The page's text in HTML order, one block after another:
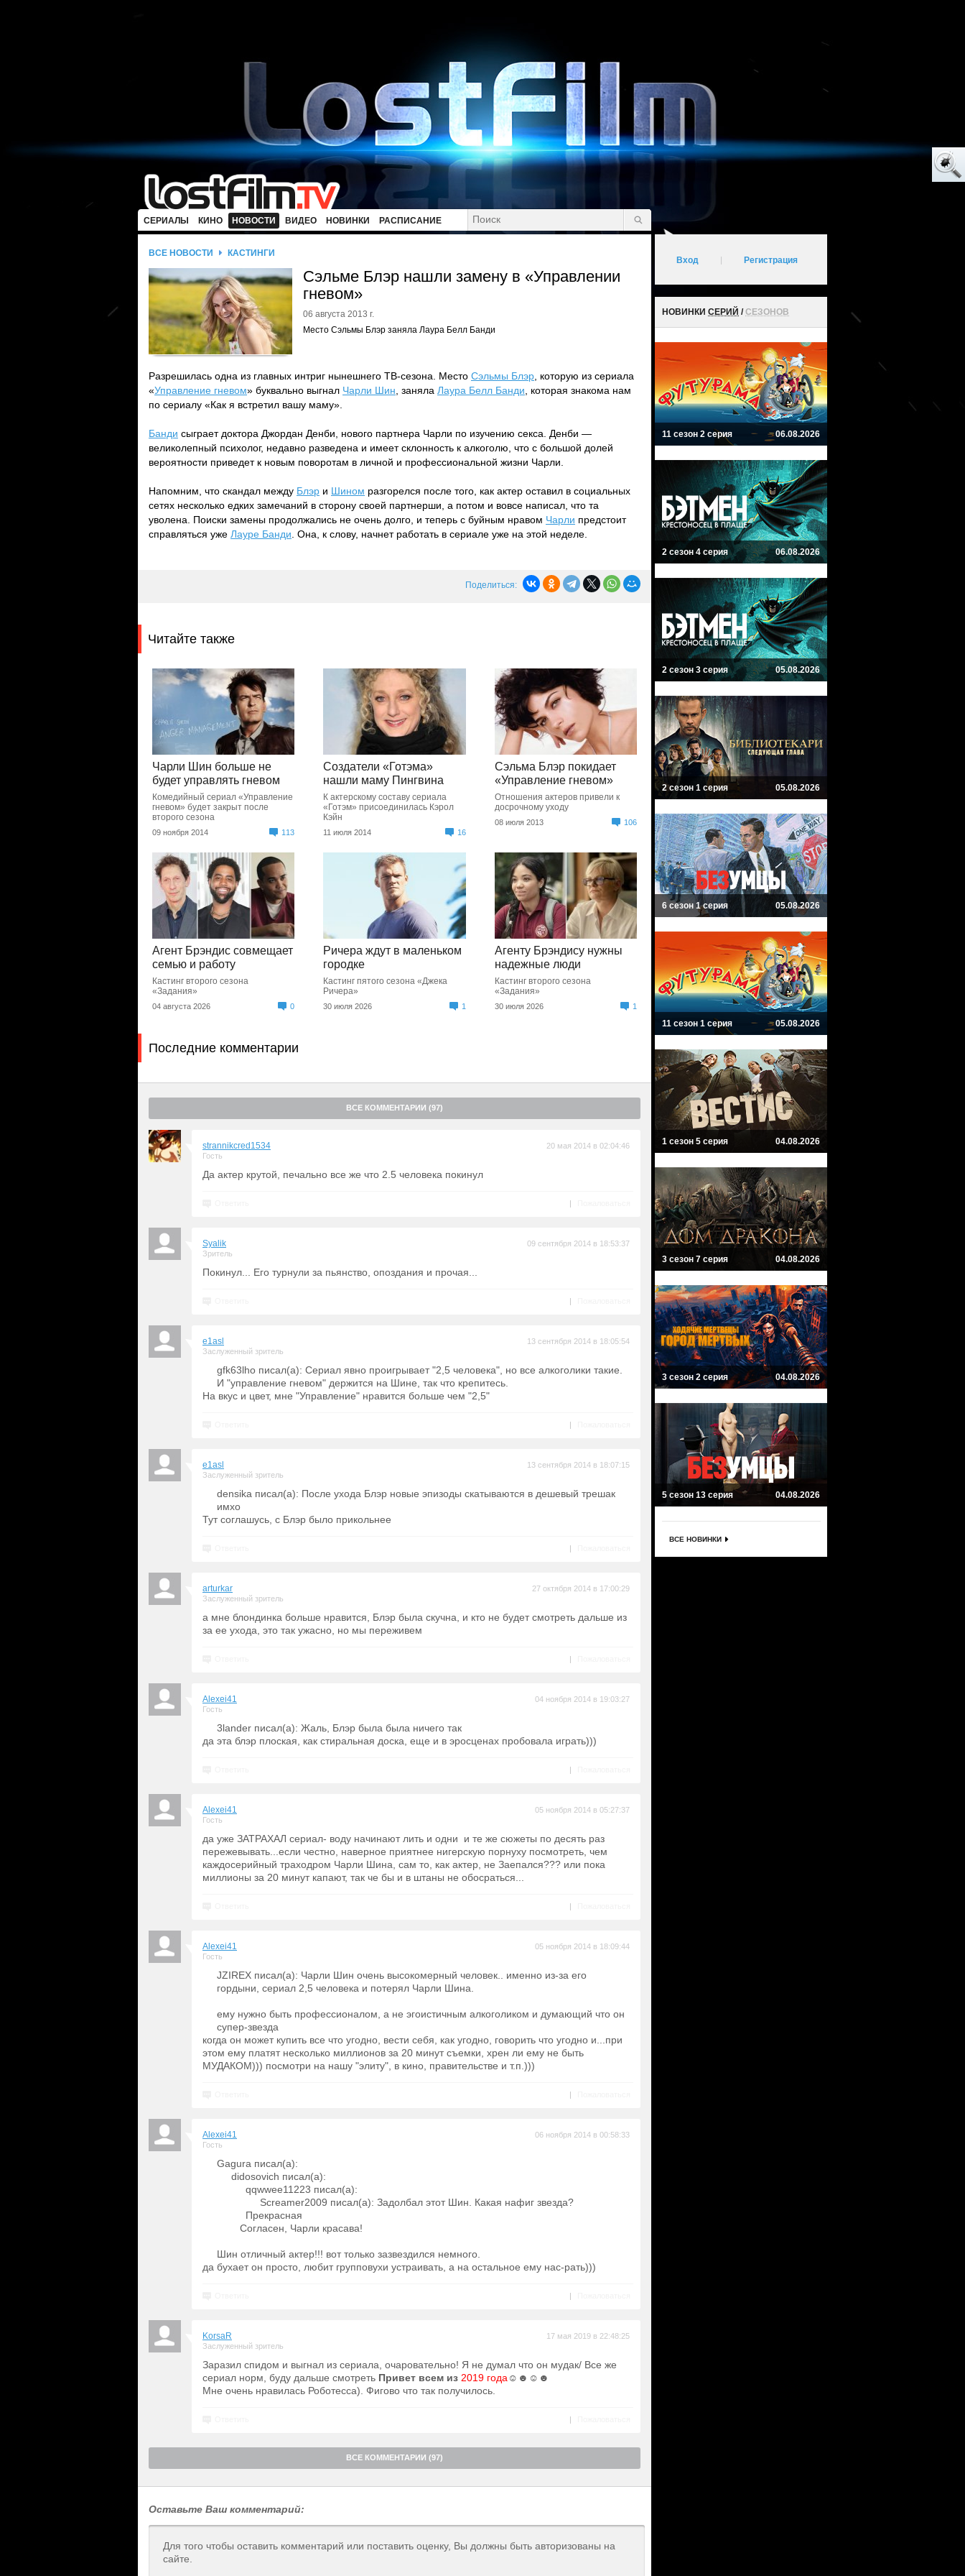
СЕРИАЛЫ КИНО НОВОСТИ ВИДЕО НОВИНКИ РАСПИСАНИЕ
ВСЕ НОВОСТИ КАСТИНГИ
Сэльме Блэр нашли замену в «Управлении
гневом»
06 августа 2013 г.
Место Сэльмы Блэр заняла Лаура Белл Банди
Разрешилась одна из главных интриг нынешнего ТВ-сезона. Место Сэльмы Блэр , которую из сериала
«Управление гневом» буквально выгнал Чарли Шин , заняла Лаура Белл Банди , которая знакома нам
по сериалу «Как я встретил вашу маму».
Банди сыграет доктора Джордан Денби, нового партнера Чарли по изучению секса. Денби —
великолепный психолог, недавно разведена и имеет склонность к алкоголю, что с большой долей
вероятности приведет к новым поворотам в личной и профессиональной жизни Чарли.
Напомним, что скандал между Блэр и Шином разгорелся после того, как актер оставил в социальных
сетях несколько едких замечаний в сторону своей партнерши, а потом и вовсе написал, что та
уволена. Поиски замены продолжались не очень долго, и теперь с буйным нравом Чарли предстоит
справляться уже Лауре Банди . Она, к слову, начнет работать в сериале уже на этой неделе.
Поделиться:
Читайте также
Чарли Шин больше не
будет управлять гневом
Комедийный сериал «Управление
гневом» будет закрыт после
второго сезона
09 ноября 2014 113
Создатели «Готэма»
нашли маму Пингвина
К актерскому составу сериала
«Готэм» присоединилась Кэрол
Кэйн
11 июля 2014 16
Сэльма Блэр покидает
«Управление гневом»
Отношения актеров привели к
досрочному уходу
08 июля 2013 106
Агент Брэндис совмещает
семью и работу
Кастинг второго сезона
«Задания»
04 августа 2026 0
Ричера ждут в маленьком
городке
Кастинг пятого сезона «Джека
Ричера»
30 июля 2026 1
Агенту Брэндису нужны
надежные люди
Кастинг второго сезона
«Задания»
30 июля 2026 1
Последние комментарии
ВСЕ КОММЕНТАРИИ (97)
strannikcred1534
Гость
20 мая 2014 в 02:04:46
Да актер крутой, печально все же что 2.5 человека покинул
|
Syalik
Зритель
09 сентября 2014 в 18:53:37
Покинул... Его турнули за пьянство, опоздания и прочая...
|
e1asl
Заслуженный зритель
13 сентября 2014 в 18:05:54
gfk63lho писал(а): Сериал явно проигрывает "2,5 человека", но все алкоголики такие.
И "управление гневом" держится на Шине, так что крепитесь.
На вкус и цвет, мне "Управление" нравится больше чем "2,5"
|
e1asl
Заслуженный зритель
13 сентября 2014 в 18:07:15
densika писал(а): После ухода Блэр новые эпизоды скатываются в дешевый трешак
имхо
Тут соглашусь, с Блэр было прикольнее
|
arturkar
Заслуженный зритель
27 октября 2014 в 17:00:29
а мне блондинка больше нравится, Блэр была скучна, и кто не будет смотреть дальше из
за ее ухода, это так ужасно, но мы переживем
|
Alexei41
Гость
04 ноября 2014 в 19:03:27
3lander писал(а): Жаль, Блэр была была ничего так
да эта блэр плоская, как стиральная доска, еще и в эросценах пробовала играть)))
|
Alexei41
Гость
05 ноября 2014 в 05:27:37
да уже ЗАТРАХАЛ сериал- воду начинают лить и одни и те же сюжеты по десять раз
пережевывать...если честно, наверное приятнее нигерскую порнуху посмотреть, чем
каждосерийный траходром Чарли Шина, сам то, как актер, не Заепался??? или пока
миллионы за 20 минут капают, так че бы и в штаны не обосраться...
|
Alexei41
Гость
05 ноября 2014 в 18:09:44
JZIREX писал(а): Чарли Шин очень высокомерный человек.. именно из-за его
гордыни, сериал 2,5 человека и потерял Чарли Шина.
ему нужно быть профессионалом, а не эгоистичным алкоголиком и думающий что он
супер-звезда
когда он может купить все что угодно, вести себя, как угодно, говорить что угодно и...при
этом ему платят несколько миллионов за 20 минут съемки, хрен ли ему не быть
МУДАКОМ))) посмотри на нашу "элиту", в кино, правительстве и т.п.)))
|
Alexei41
Гость
06 ноября 2014 в 00:58:33
Gagura писал(а):
didosovich писал(а):
qqwwee11223 писал(а):
Screamer2009 писал(а): Задолбал этот Шин. Какая нафиг звезда?
Прекрасная
Согласен, Чарли красава!
Шин отличный актер!!! вот только зазвездился немного.
да бухает он просто, любит групповухи устраивать, а на остальное ему нас-рать)))
|
KorsaR
Заслуженный зритель
17 мая 2019 в 22:48:25
Заразил спидом и выгнал из сериала, очаровательно! Я не думал что он мудак/ Все же
сериал норм, буду дальше смотреть Привет всем из 2019 года ☺☻☺☻
Мне очень нравилась Роботесса). Фигово что так получилось.
|
ВСЕ КОММЕНТАРИИ (97)
Оставьте Ваш комментарий:
Для того чтобы оставить комментарий или поставить оценку, Вы должны быть авторизованы на
сайте.
Вход Регистрация
НОВИНКИ СЕРИЙ /СЕЗОНОВ
11 сезон 2 серия 06.08.2026
2 сезон 4 серия 06.08.2026
2 сезон 3 серия 05.08.2026
2 сезон 1 серия 05.08.2026
6 сезон 1 серия 05.08.2026
11 сезон 1 серия 05.08.2026
1 сезон 5 серия 04.08.2026
3 сезон 7 серия 04.08.2026
3 сезон 2 серия 04.08.2026
5 сезон 13 серия 04.08.2026
ВСЕ НОВИНКИ